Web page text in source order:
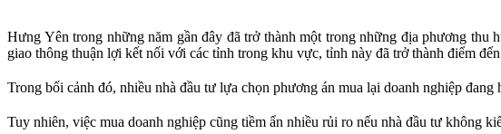
Hưng Yên trong những năm gần đây đã trở thành một trong những địa phương
giao thông thuận lợi kết nối với các tỉnh trong khu vực, tỉnh này đã trở thành điểm
Trong bối cảnh đó, nhiều nhà đầu tư lựa chọn phương án mua lại doanh nghiệp
Tuy nhiên, việc mua doanh nghiệp cũng tiềm ẩn nhiều rủi ro nếu nhà đầu tư không